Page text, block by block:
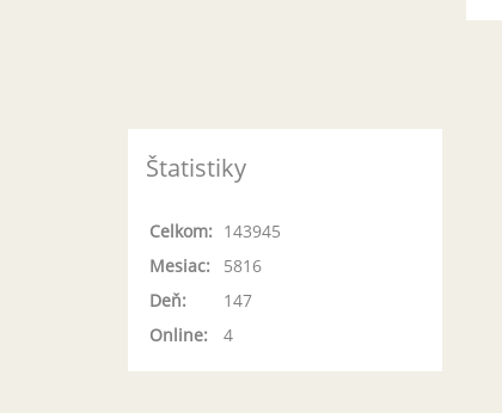
Štatistiky
Online: 4
Celkom: 143945
Mesiac:
5816
Deň:
147